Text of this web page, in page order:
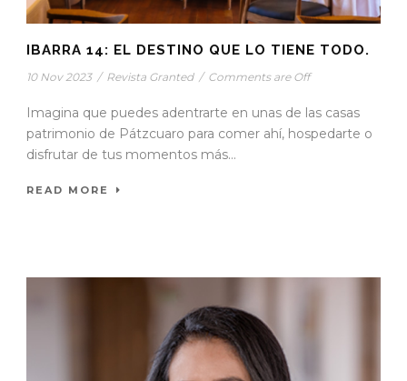
IBARRA 14: EL DESTINO QUE LO TIENE TODO.
10 Nov 2023 / Revista Granted / Comments are Off
Imagina que puedes adentrarte en unas de las casas
patrimonio de Pátzcuaro para comer ahí, hospedarte o
disfrutar de tus momentos más...
READ MORE